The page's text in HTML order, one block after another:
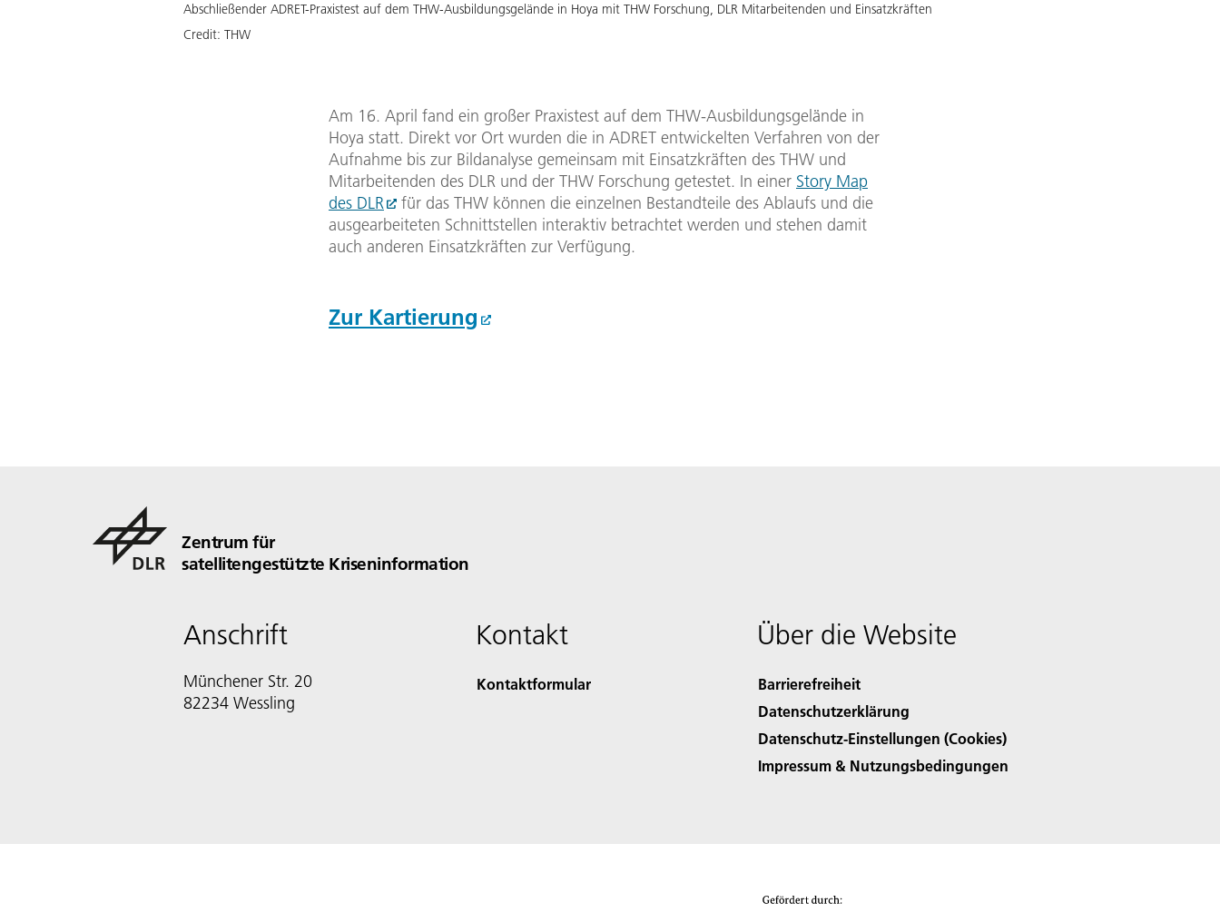
Abschließender ADRET-Praxistest auf dem THW-Ausbildungsgelände in Hoya mit THW Forschung, DLR Mitarbeitenden und Einsatzkräften
Credit: THW
Am 16. April fand ein großer Praxistest auf dem THW-Ausbildungsgelände in
Hoya statt. Direkt vor Ort wurden die in ADRET entwickelten Verfahren von der
Aufnahme bis zur Bildanalyse gemeinsam mit Einsatzkräften des THW und
Mitarbeitenden des DLR und der THW Forschung getestet. In einer Story Map
des DLR
für das THW können die einzelnen Bestandteile des Ablaufs und die
ausgearbeiteten Schnittstellen interaktiv betrachtet werden und stehen damit
auch anderen Einsatzkräften zur Verfügung.
Zur Kartierung
Zentrum für
satellitengestützte Kriseninformation
Anschrift
Münchener Str. 20
82234 Wessling
Kontakt
Kontaktformular
Über die Website
Barrierefreiheit
Datenschutzerklärung
Datenschutz-Einstellungen (Cookies)
Impressum & Nutzungsbedingungen